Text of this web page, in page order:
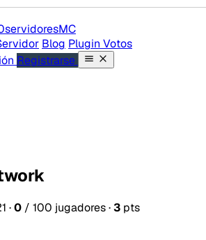
MC
Blog Plugin Votos
Registrarse
·0 / 100 jugadores·3 pts